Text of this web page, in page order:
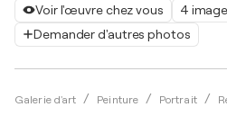
Voir l'œuvre chez vous
4
Demander d'autres photos
Galerie d'art Peinture Portrait